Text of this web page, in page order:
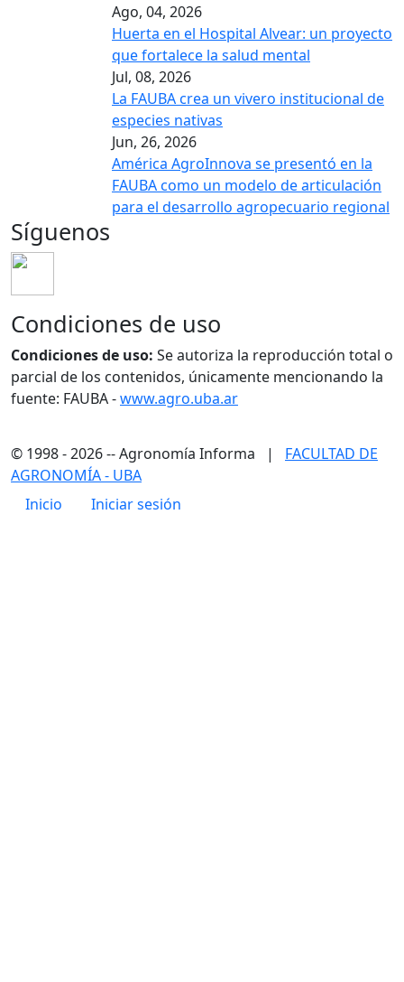
Ago, 04, 2026
Huerta en el Hospital Alvear: un proyecto
que fortalece la salud mental
Jul, 08, 2026
La FAUBA crea un vivero institucional de
especies nativas
Jun, 26, 2026
América AgroInnova se presentó en la
FAUBA como un modelo de articulación
para el desarrollo agropecuario regional
Síguenos
Condiciones de uso
Condiciones de uso: Se autoriza la reproducción total o
parcial de los contenidos, únicamente mencionando la
fuente: FAUBA -www.agro.uba.ar
© 1998 - 2026 -- Agronomía Informa | FACULTAD DE
AGRONOMÍA - UBA
Menú de cuenta de usuario
Inicio Iniciar sesión